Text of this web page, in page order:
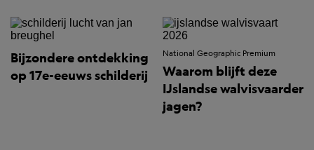
Bijzondere ontdekking
op 17e-eeuws schilderij
National Geographic Premium
Waarom blijft deze
IJslandse walvisvaarder
jagen?